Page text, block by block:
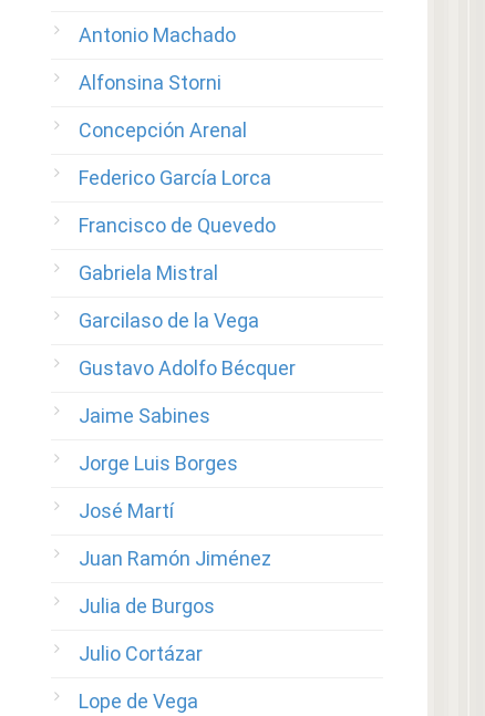
Antonio Machado
Alfonsina Storni
Concepción Arenal
Federico García Lorca
Francisco de Quevedo
Gabriela Mistral
Garcilaso de la Vega
Gustavo Adolfo Bécquer
Jaime Sabines
Jorge Luis Borges
José Martí
Juan Ramón Jiménez
Julia de Burgos
Julio Cortázar
Lope de Vega